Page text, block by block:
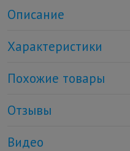
Описание
Характеристики
Похожие товары
Отзывы
Видео